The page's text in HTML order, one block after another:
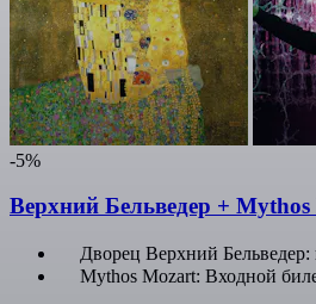
-5%
Верхний Бельведер +
Дворец Верхний Бельведер:
Mythos Mozart: Входной